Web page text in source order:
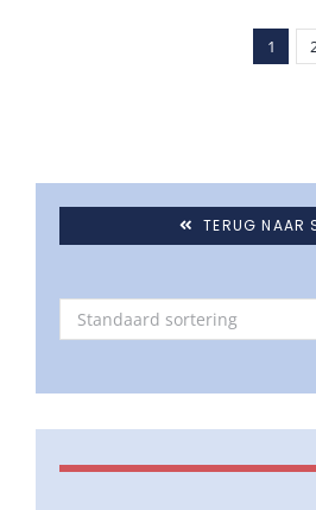
1
TERUG NAAR